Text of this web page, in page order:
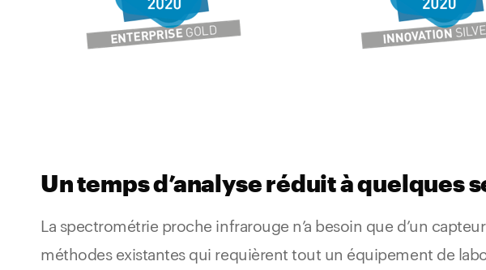
Un temps d’analyse réduit à quelques
La spectrométrie proche infrarouge n’a besoin que d’un
méthodes existantes qui requièrent tout un équipement de